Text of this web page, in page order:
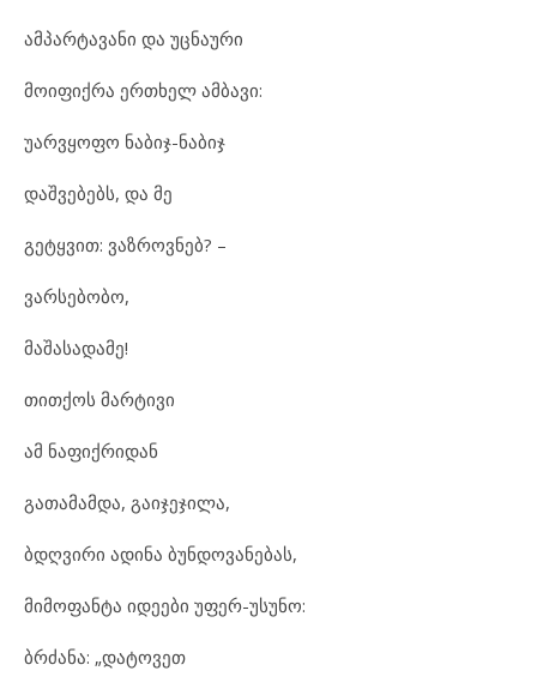
ამპარტავანი და უცნაური
მოიფიქრა ერთხელ ამბავი:
უარვყოფო ნაბიჯ-ნაბიჯ
დაშვებებს, და მე
გეტყვით: ვაზროვნებ? –
ვარსებობო,
მაშასადამე!
თითქოს მარტივი
ამ ნაფიქრიდან
გათამამდა, გაიჯეჯილა,
ბდღვირი ადინა ბუნდოვანებას,
მიმოფანტა იდეები უფერ-უსუნო:
ბრძანა: „დატოვეთ